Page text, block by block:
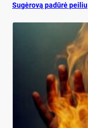
Su­gė­ro­vą pa­dū­rė pei­liu